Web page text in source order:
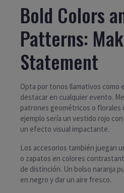
Bold Colors
Patterns:
Statement
Opta por tonos llamativos como
destacar en cualquier evento.
patrones geométricos o florales
ejemplo sería un vestido rojo
un efecto visual impactante.
Los accesorios también juegan
o zapatos en colores
de distinción. Un bolso naranja
en negro y dar un aire fresco.